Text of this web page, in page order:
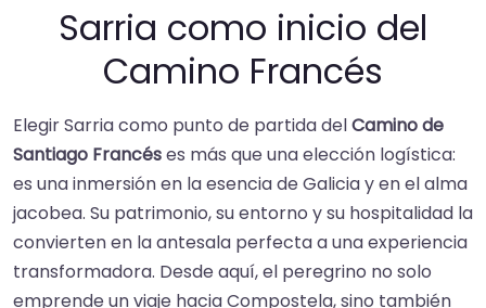
Sarria como inicio del
Camino Francés
Elegir Sarria como punto de partida delCamino de
Santiago Francéses más que una elección logística:
es una inmersión en la esencia de Galicia y en el alma
jacobea. Su patrimonio, su entorno y su hospitalidad la
convierten en la antesala perfecta a una experiencia
transformadora. Desde aquí, el peregrino no solo
emprende un viaje hacia Compostela, sino también